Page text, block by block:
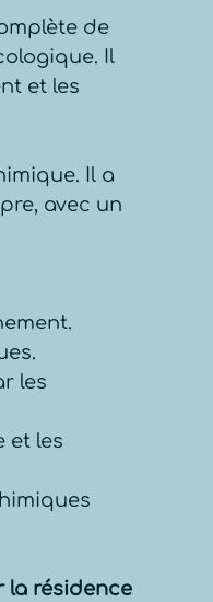
de
Il
et les
Il a
avec un
les
et les
la résidence